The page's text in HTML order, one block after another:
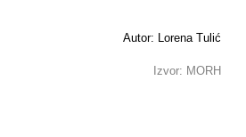
Autor: Lorena Tulić
Izvor: MORH